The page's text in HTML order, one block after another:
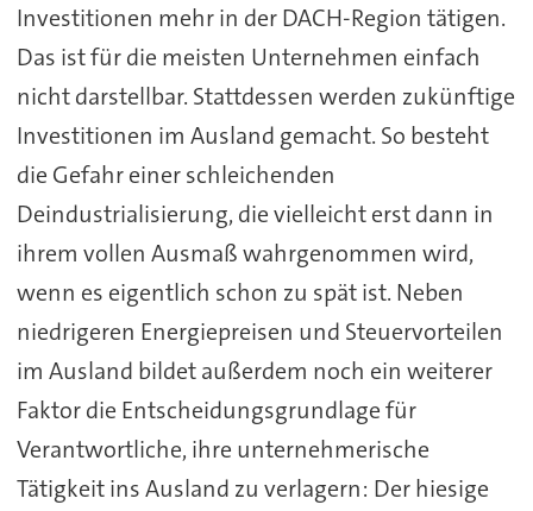
Investitionen mehr in der DACH-Region tätigen.
Das ist für die meisten Unternehmen einfach
nicht darstellbar. Stattdessen werden zukünftige
Investitionen im Ausland gemacht. So besteht
die Gefahr einer schleichenden
Deindustrialisierung, die vielleicht erst dann in
ihrem vollen Ausmaß wahrgenommen wird,
wenn es eigentlich schon zu spät ist. Neben
niedrigeren Energiepreisen und Steuervorteilen
im Ausland bildet außerdem noch ein weiterer
Faktor die Entscheidungsgrundlage für
Verantwortliche, ihre unternehmerische
Tätigkeit ins Ausland zu verlagern: Der hiesige